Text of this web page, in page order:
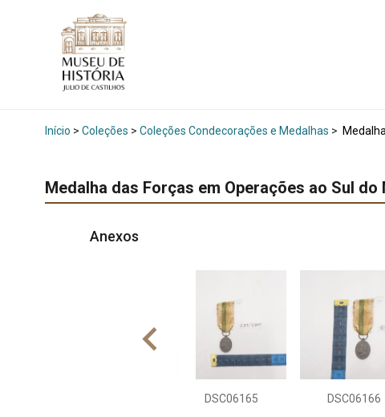
Início > Coleções > Coleções Condecorações e Medalhas >
Medalha das Forças em Operações ao Sul do
Anexos
DSC06165 DSC06166